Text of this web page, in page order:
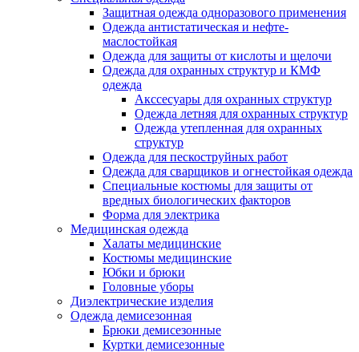
Защитная одежда одноразового применения
Одежда антистатическая и нефте-
маслостойкая
Одежда для защиты от кислоты и щелочи
Одежда для охранных структур и КМФ
одежда
Акссесуары для охранных структур
Одежда летняя для охранных структур
Одежда утепленная для охранных
структур
Одежда для пескоструйных работ
Одежда для сварщиков и огнестойкая одежда
Специальные костюмы для защиты от
вредных биологических факторов
Форма для электрика
Медицинская одежда
Халаты медицинские
Костюмы медицинские
Юбки и брюки
Головные уборы
Диэлектрические изделия
Одежда демисезонная
Брюки демисезонные
Куртки демисезонные